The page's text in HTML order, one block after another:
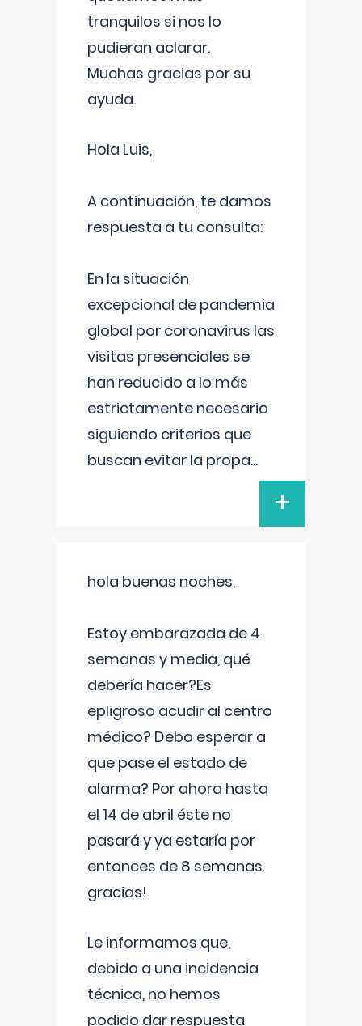
tranquilos si nos lo
pudieran aclarar.
Muchas gracias por su
ayuda.
Hola Luis,
A continuación, te damos
respuesta a tu consulta:
En la situación
excepcional de pandemia
global por coronavirus las
visitas presenciales se
han reducido a lo más
estrictamente necesario
siguiendo criterios que
buscan evitar la propa...
+
hola buenas noches,
Estoy embarazada de 4
semanas y media, qué
debería hacer?Es
epligroso acudir al centro
médico? Debo esperar a
que pase el estado de
alarma? Por ahora hasta
el 14 de abril éste no
pasará y ya estaría por
entonces de 8 semanas.
gracias!
Le informamos que,
debido a una incidencia
técnica, no hemos
podido dar respuesta